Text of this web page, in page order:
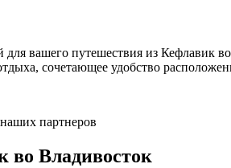
вашего путешествия из Кефлавик
сочетающее удобство
партнеров
во Владивосток